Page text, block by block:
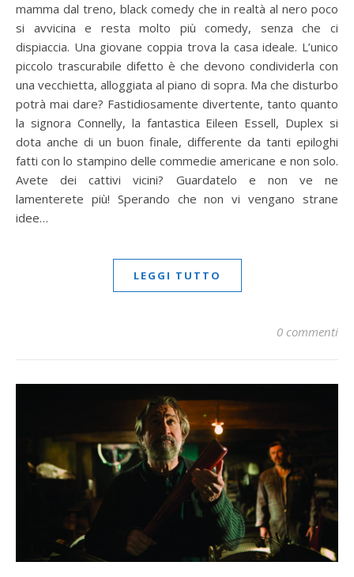
mamma dal treno, black comedy che in realtà al nero poco
si avvicina e resta molto più comedy, senza che ci
dispiaccia. Una giovane coppia trova la casa ideale. L’unico
piccolo trascurabile difetto è che devono condividerla con
una vecchietta, alloggiata al piano di sopra. Ma che disturbo
potrà mai dare? Fastidiosamente divertente, tanto quanto
la signora Connelly, la fantastica Eileen Essell, Duplex si
dota anche di un buon finale, differente da tanti epiloghi
fatti con lo stampino delle commedie americane e non solo.
Avete dei cattivi vicini? Guardatelo e non ve ne
lamenterete più! Sperando che non vi vengano strane
idee…
LEGGI TUTTO
0 commenti